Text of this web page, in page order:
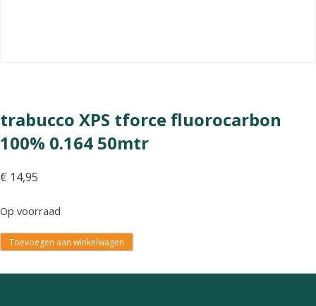
trabucco XPS tforce fluorocarbon
100% 0.164 50mtr
€ 14,95
Op voorraad
Toevoegen aan winkelwagen